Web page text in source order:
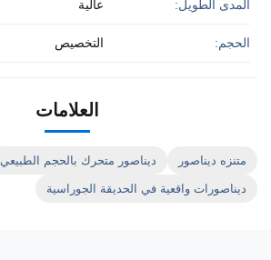
المدى الطويل: عالية
الحجم: التخصيص
العلامات
متنزه ديناصور ديناصور متحرك بالحجم الطبيعي
ديناصورات واقعية في الحديقة الجوراسية